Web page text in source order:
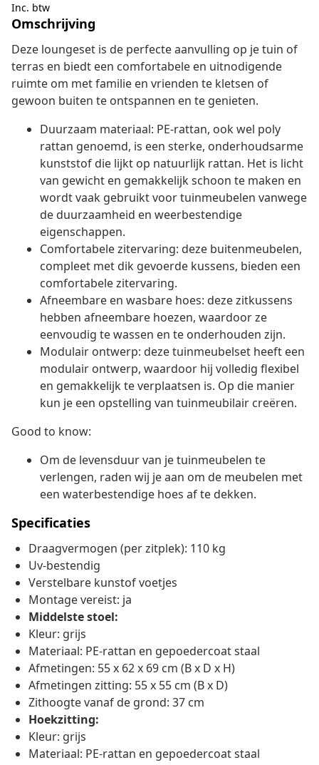
Inc. btw
Omschrijving
Deze loungeset is de perfecte aanvulling op je tuin of
terras en biedt een comfortabele en uitnodigende
ruimte om met familie en vrienden te kletsen of
gewoon buiten te ontspannen en te genieten.
Duurzaam materiaal: PE-rattan, ook wel poly
rattan genoemd, is een sterke, onderhoudsarme
kunststof die lijkt op natuurlijk rattan. Het is licht
van gewicht en gemakkelijk schoon te maken en
wordt vaak gebruikt voor tuinmeubelen vanwege
de duurzaamheid en weerbestendige
eigenschappen.
Comfortabele zitervaring: deze buitenmeubelen,
compleet met dik gevoerde kussens, bieden een
comfortabele zitervaring.
Afneembare en wasbare hoes: deze zitkussens
hebben afneembare hoezen, waardoor ze
eenvoudig te wassen en te onderhouden zijn.
Modulair ontwerp: deze tuinmeubelset heeft een
modulair ontwerp, waardoor hij volledig flexibel
en gemakkelijk te verplaatsen is. Op die manier
kun je een opstelling van tuinmeubilair creëren.
Good to know:
Om de levensduur van je tuinmeubelen te
verlengen, raden wij je aan om de meubelen met
een waterbestendige hoes af te dekken.
Specificaties
Draagvermogen (per zitplek): 110 kg
Uv-bestendig
Verstelbare kunstof voetjes
Montage vereist: ja
Middelste stoel:
Kleur: grijs
Materiaal: PE-rattan en gepoedercoat staal
Afmetingen: 55 x 62 x 69 cm (B x D x H)
Afmetingen zitting: 55 x 55 cm (B x D)
Zithoogte vanaf de grond: 37 cm
Hoekzitting:
Kleur: grijs
Materiaal: PE-rattan en gepoedercoat staal